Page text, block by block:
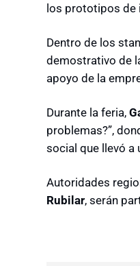
los prototipos de
Dentro de los
demostrativo de
apoyo de la
Durante la feria,
problemas?”,
social que llevó a
Autoridades
Rubilar, serán